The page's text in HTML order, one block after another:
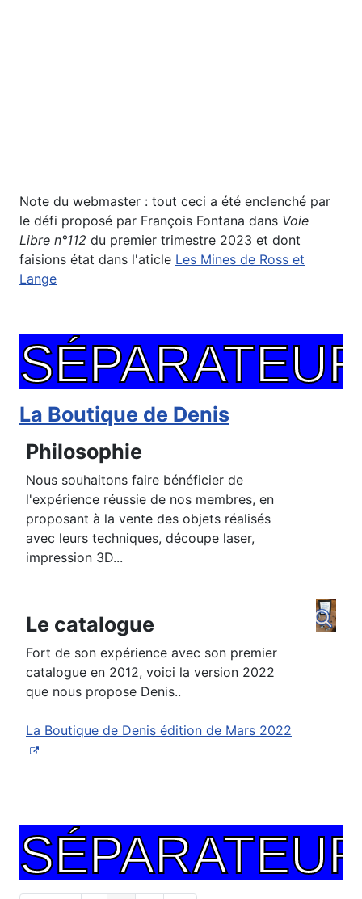
Note du webmaster : tout ceci a été enclenché par
le défi proposé par François Fontana dans Voie
Libre n°112 du premier trimestre 2023 et dont
faisions état dans l'aticle Les Mines de Ross et
Lange
La Boutique de Denis
Philosophie
Nous souhaitons faire bénéficier de
l'expérience réussie de nos membres, en
proposant à la vente des objets réalisés
avec leurs techniques, découpe laser,
impression 3D...
Le catalogue
Fort de son expérience avec son premier
catalogue en 2012, voici la version 2022
que nous propose Denis..
La Boutique de Denis édition de Mars 2022